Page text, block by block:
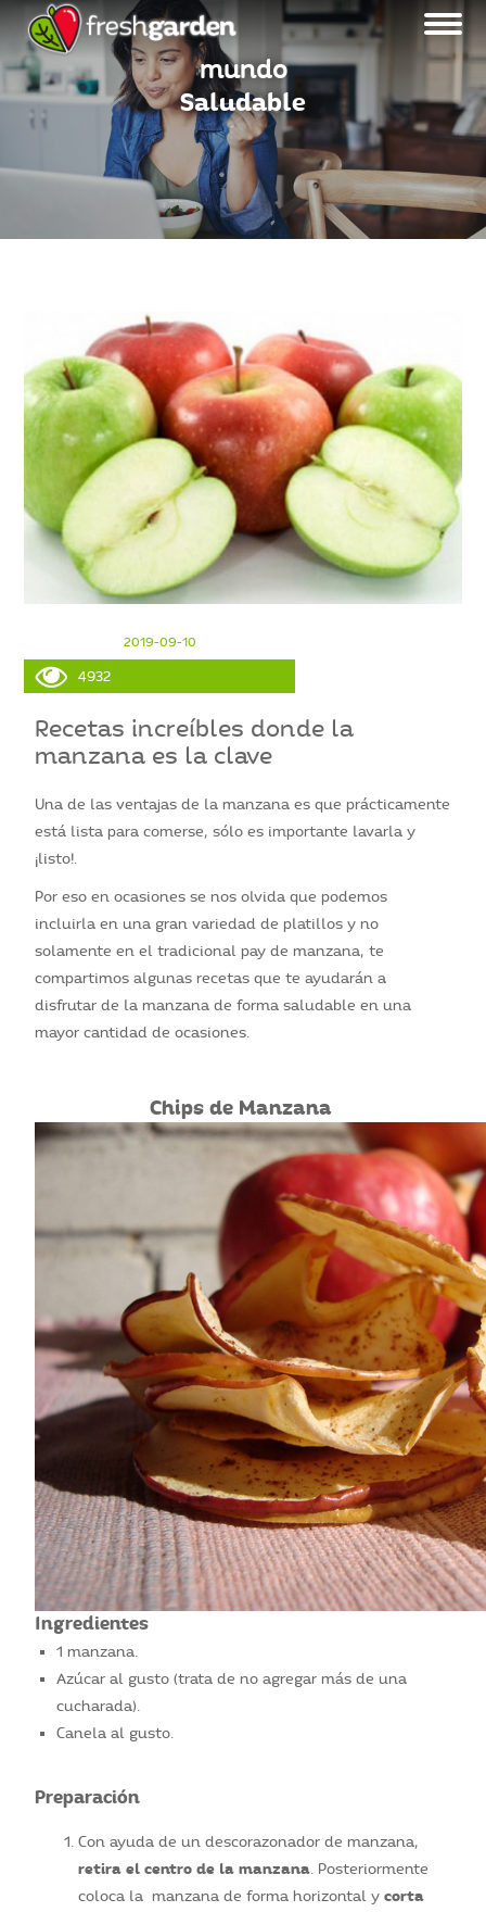
mundo
Saludable
2019-09-10
4932
Recetas increíbles donde la
manzana es la clave
Una de las ventajas de la manzana es que prácticamente
está lista para comerse, sólo es importante lavarla y
¡listo!.
Por eso en ocasiones se nos olvida que podemos
incluirla en una gran variedad de platillos y no
solamente en el tradicional pay de manzana, te
compartimos algunas recetas que te ayudarán a
disfrutar de la manzana de forma saludable en una
mayor cantidad de ocasiones.
Chips de Manzana
Ingredientes
1 manzana.
Azúcar al gusto (trata de no agregar más de una
cucharada).
Canela al gusto.
Preparación
Con ayuda de un descorazonador de manzana,
retira el centro de la manzana. Posteriormente
coloca la manzana de forma horizontal ycorta